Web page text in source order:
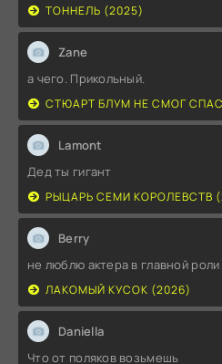
ТОННЕЛЬ (2025)
Zane
а чего. Прикольный.
СТЮАРТ БЛУМ НЕ СМОГ
Lamont
Дед ты гигант
РЫЦАРЬ СЕМИ КОРОЛЕВСТВ
Berry
не люблю актера в главной роли
ЛАКОМЫЙ КУСОК (2026)
Daniella
Что от поляков возьмешь